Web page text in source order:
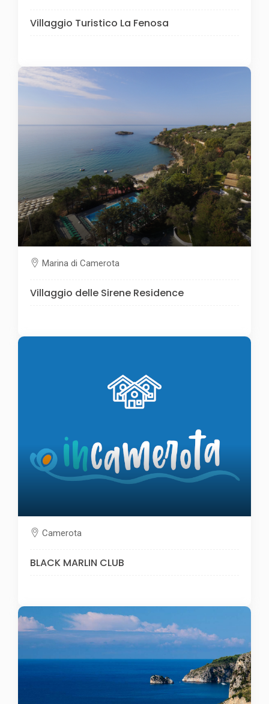
Villaggio Turistico La Fenosa
Marina di Camerota
Villaggio delle Sirene Residence
Camerota
BLACK MARLIN CLUB